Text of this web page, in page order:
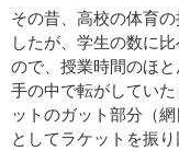
その昔、高校の体育
したが、学生の数に
ので、授業時間のほ
手の中で転がしてい
ットのガット部分（
としてラケットを振